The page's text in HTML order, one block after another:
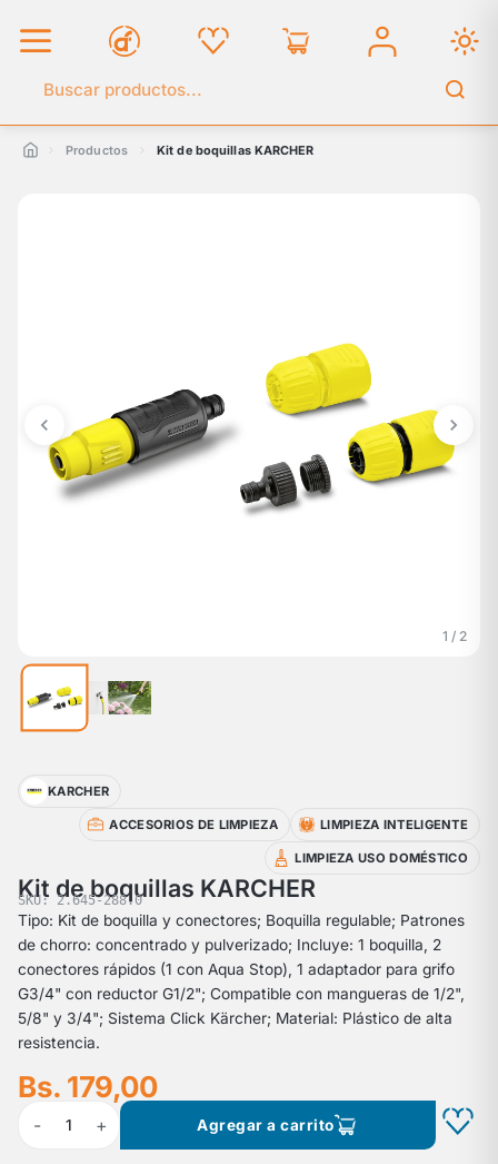
Buscar en el catálogo
Productos Kit de boquillas KARCHER
1 / 2
KARCHER
ACCESORIOS DE LIMPIEZA LIMPIEZA INTELIGENTE
LIMPIEZA USO DOMÉSTICO
Kit de boquillas KARCHER
SKU: 2.645-288.0
Tipo: Kit de boquilla y conectores; Boquilla regulable; Patrones
de chorro: concentrado y pulverizado; Incluye: 1 boquilla, 2
conectores rápidos (1 con Aqua Stop), 1 adaptador para grifo
G3/4" con reductor G1/2"; Compatible con mangueras de 1/2",
5/8" y 3/4"; Sistema Click Kärcher; Material: Plástico de alta
resistencia.
Bs. 179,00
- 1 + Agregar a carrito